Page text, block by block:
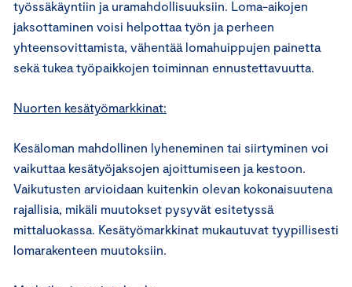
työssäkäyntiin ja uramahdollisuuksiin. Loma-aikojen
jaksottaminen voisi helpottaa työn ja perheen
yhteensovittamista, vähentää lomahuippujen painetta
sekä tukea työpaikkojen toiminnan ennustettavuutta.
Nuorten kesätyömarkkinat:
Kesäloman mahdollinen lyheneminen tai siirtyminen voi
vaikuttaa kesätyöjaksojen ajoittumiseen ja kestoon.
Vaikutusten arvioidaan kuitenkin olevan kokonaisuutena
rajallisia, mikäli muutokset pysyvät esitetyssä
mittaluokassa. Kesätyömarkkinat mukautuvat tyypillisesti
lomarakenteen muutoksiin.